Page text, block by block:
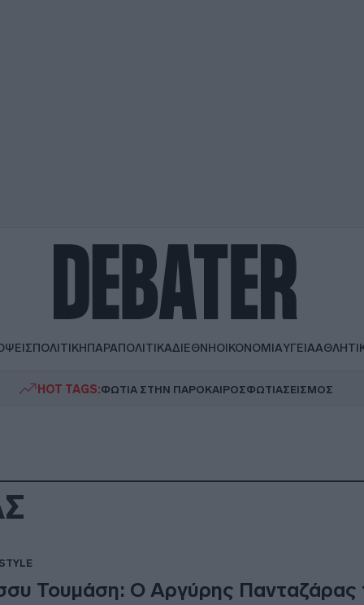
ΠΟΛΙΤΙΚΗΠΑΡΑΠΟΛΙΤΙΚΑΔΙΕΘΝΗΟΙΚΟΝΟΜΙΑΥΓΕΙΑ
HOT TAGS:ΦΩΤΙΑ ΣΤΗΝ ΠΑΡΟΚΑΙΡΟΣΦΩΤΙΑΣΕΙΣΜΟΣ
Τουμάση: Ο Αργύρης Πανταζάρας